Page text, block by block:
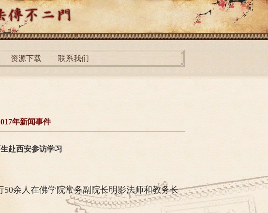
资源下载 联系我们
年新闻事件
赴西安参访学习
余人在佛学院常务副院长明影法师和教务长